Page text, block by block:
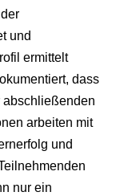
und
ermittelt
dass
abschließenden
arbeiten mit
und
nur ein